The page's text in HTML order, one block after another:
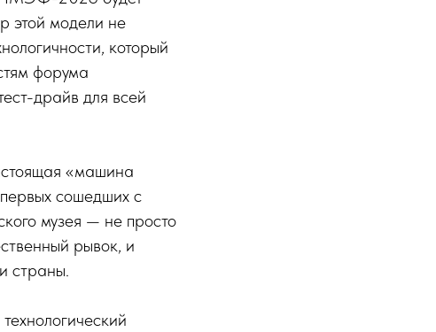
этой модели не
который
форума
драйв для всей
«машина
сошедших с
музея — не просто
рывок, и
страны.